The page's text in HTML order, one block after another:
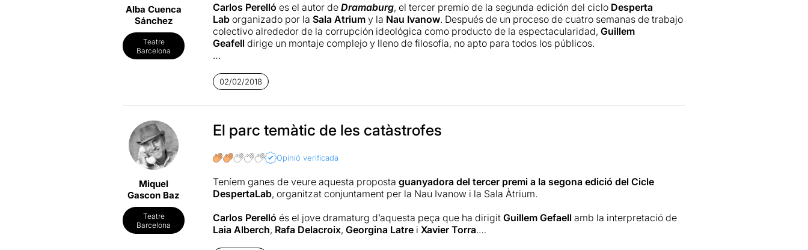
Alba Cuenca
Sánchez
Teatre
Barcelona
Carlos Perelló es el autor de Dramaburg, el tercer premio de la segunda edición del ciclo Desperta
Lab organizado por la Sala Atriumy la Nau Ivanow. Después de un proceso de cuatro semanas de trabajo
colectivo alrededor de la corrupción ideológica como producto de la espectacularidad, Guillem
Geafell dirige un montaje complejo y lleno de filosofía, no apto para todos los públicos.
puesta en escena llena de gritos y provocación. Ese es precisamente el objetivo de denuncia del texto:
ofrecer una muestra pos-apocalíptica de cómo la exhibición releva y confunde la reflexión.
02/02/2018
Miquel
Gascon Baz
Teatre
Barcelona
El parc temàtic de les catàstrofes
Opinió verificada
Teníem ganes de veure aquesta proposta guanyadora del tercer premi a la segona edició del Cicle
DespertaLab, organitzat conjuntament per la Nau Ivanow i la Sala Àtrium.
Carlos Perelló és el jove dramaturg d’aquesta peça que ha dirigit Guillem Gefaell amb la interpretació de
Laia Alberch, Rafa Delacroix, Georgina Latrei Xavier Torra.